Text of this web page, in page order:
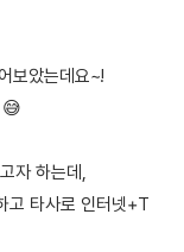
보았는데요~!
😅
자 하는데,
고 타사로 인터넷+T